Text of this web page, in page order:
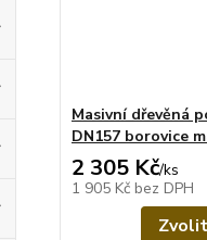
Masivní dřevěná
DN157 borovice
2 305 Kč/ks
1 905 Kč bez DPH